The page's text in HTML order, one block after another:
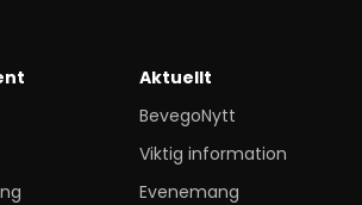
Aktuellt
BevegoNytt
Viktig information
Evenemang